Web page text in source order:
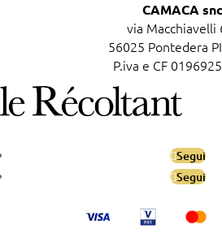
CAMACA snc
via Macchiavelli
56025 Pontedera
P.iva e CF
Segui
Segui